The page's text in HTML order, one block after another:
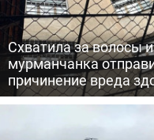
Схватила за волосы
мурманчанка
причинение вреда